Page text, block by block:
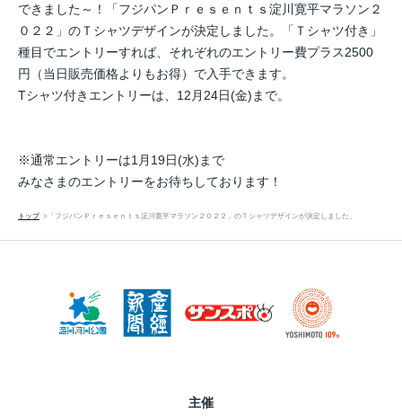
できました～！「フジパンＰｒｅｓｅｎｔｓ淀川寛平マラソン２
０２２」 のＴシャツデザインが決定しました。「Ｔシャツ付き」
種目でエントリーすれば、 それぞれのエントリー費プラス2500
円（当日販売価格よりもお得）で入手できます。
Tシャツ付きエントリーは、12月24日(金)まで。
※通常エントリーは1月19日(水)まで
みなさまのエントリーをお待ちしております！
トップ 「フジパンＰｒｅｓｅｎｔｓ淀川寛平マラソン２０２２」のＴシャツデザインが決定しました。
主催